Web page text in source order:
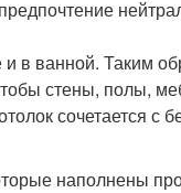
в ванной. Таким
стены, полы,
сочетается с
наполнены